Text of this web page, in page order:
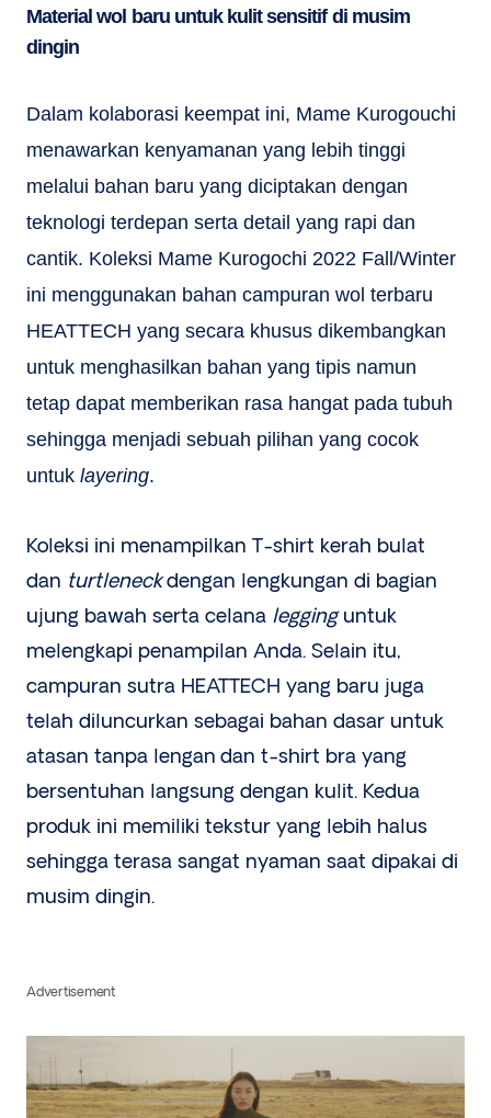
Material wol baru untuk kulit sensitif di musim
dingin
Dalam kolaborasi keempat ini, Mame Kurogouchi
menawarkan kenyamanan yang lebih tinggi
melalui bahan baru yang diciptakan dengan
teknologi terdepan serta detail yang rapi dan
cantik. Koleksi Mame Kurogochi 2022 Fall/Winter
ini menggunakan bahan campuran wol terbaru
HEATTECH yang secara khusus dikembangkan
untuk menghasilkan bahan yang tipis namun
tetap dapat memberikan rasa hangat pada tubuh
sehingga menjadi sebuah pilihan yang cocok
untuk layering.
Koleksi ini menampilkan T-shirt kerah bulat
dan turtleneckdengan lengkungan di bagian
ujung bawah serta celana legginguntuk
melengkapi penampilan Anda. Selain itu,
campuran sutra HEATTECH yang baru juga
telah diluncurkan sebagai bahan dasar untuk
atasan tanpa lengan dan t-shirt bra yang
bersentuhan langsung dengan kulit. Kedua
produk ini memiliki tekstur yang lebih halus
sehingga terasa sangat nyaman saat dipakai di
musim dingin.
Advertisement